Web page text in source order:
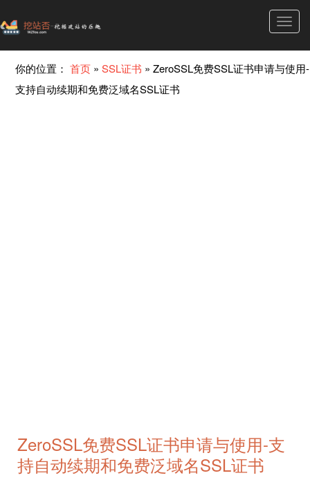
你的位置：首页 »SSL证书 »ZeroSSL免费SSL证书申请与使用-
支持自动续期和免费泛域名SSL证书
ZeroSSL免费SSL证书申请与使用-支
持自动续期和免费泛域名SSL证书